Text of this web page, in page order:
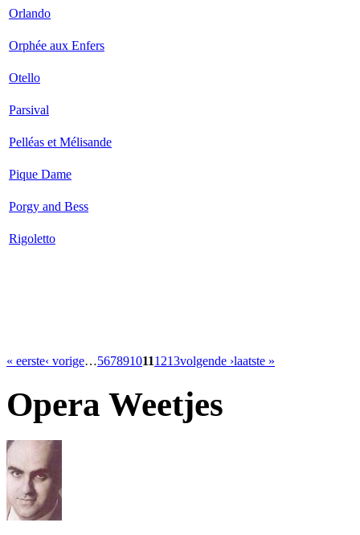
Orlando
Orphée aux Enfers
Otello
Parsival
Pelléas et Mélisande
Pique Dame
Porgy and Bess
Rigoletto
« eerste‹ vorige…5678910111213volgende ›laatste »
Opera Weetjes